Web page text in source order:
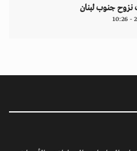
جنوب لبنان